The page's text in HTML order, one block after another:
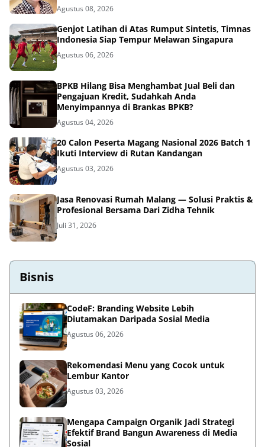
Agustus 08, 2026
Genjot Latihan di Atas Rumput Sintetis, Timnas
Indonesia Siap Tempur Melawan Singapura
Agustus 06, 2026
BPKB Hilang Bisa Menghambat Jual Beli dan
Pengajuan Kredit, Sudahkah Anda
Menyimpannya di Brankas BPKB?
Agustus 04, 2026
20 Calon Peserta Magang Nasional 2026 Batch 1
Ikuti Interview di Rutan Kandangan
Agustus 03, 2026
Jasa Renovasi Rumah Malang — Solusi Praktis &
Profesional Bersama Dari Zidha Tehnik
Juli 31, 2026
Bisnis
CodeF: Branding Website Lebih
Diutamakan Daripada Sosial Media
Agustus 06, 2026
Rekomendasi Menu yang Cocok untuk
Lembur Kantor
Agustus 03, 2026
Mengapa Campaign Organik Jadi Strategi
Efektif Brand Bangun Awareness di Media
Sosial